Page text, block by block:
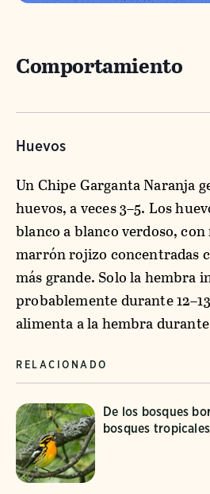
Comportamiento
Huevos
Un Chipe Garganta Naranja
huevos, a veces 3–5. Los
blanco a blanco verdoso, con
marrón rojizo concentradas
más grande. Solo la hembra
probablemente durante
alimenta a la hembra
RELACIONADO
De los bosques
bosques tropicales